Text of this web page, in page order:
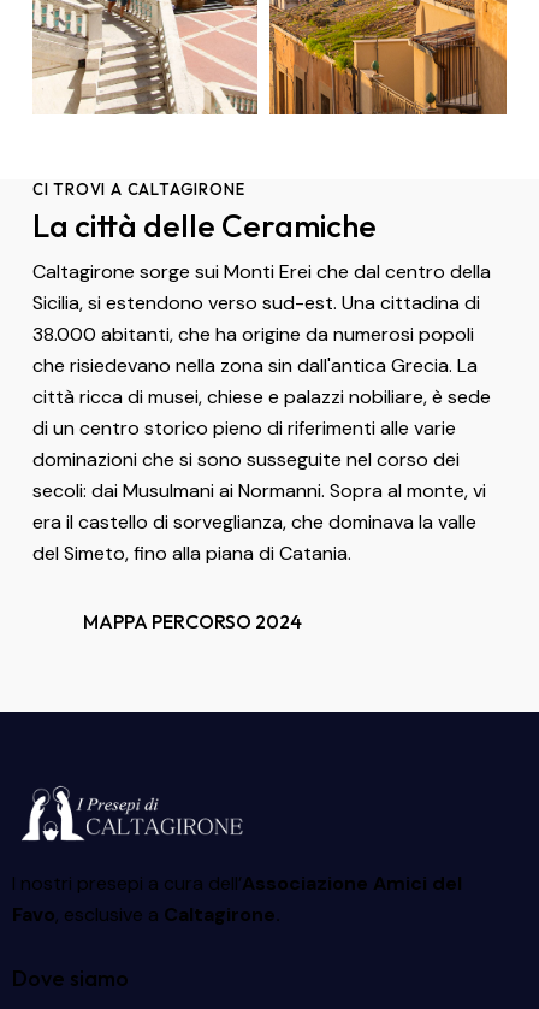
CI TROVI A CALTAGIRONE
La città delle Ceramiche
Caltagirone sorge sui Monti Erei che dal centro della
Sicilia, si estendono verso sud-est. Una cittadina di
38.000 abitanti, che ha origine da numerosi popoli
che risiedevano nella zona sin dall'antica Grecia. La
città ricca di musei, chiese e palazzi nobiliare, è sede
di un centro storico pieno di riferimenti alle varie
dominazioni che si sono susseguite nel corso dei
secoli: dai Musulmani ai Normanni. Sopra al monte, vi
era il castello di sorveglianza, che dominava la valle
del Simeto, fino alla piana di Catania.
MAPPA PERCORSO 2024
I nostri presepi a cura dell’Associazione Amici del
Favo, esclusive a Caltagirone.
Dove siamo